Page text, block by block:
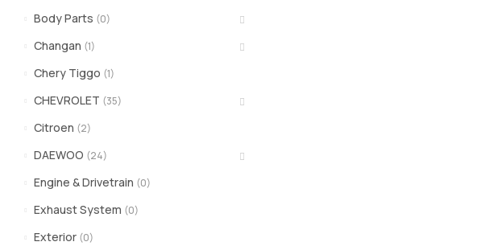
Body Parts (0)
Changan (1)
Chery Tiggo (1)
CHEVROLET (35)
Citroen (2)
DAEWOO (24)
Engine & Drivetrain (0)
Exhaust System (0)
Exterior (0)